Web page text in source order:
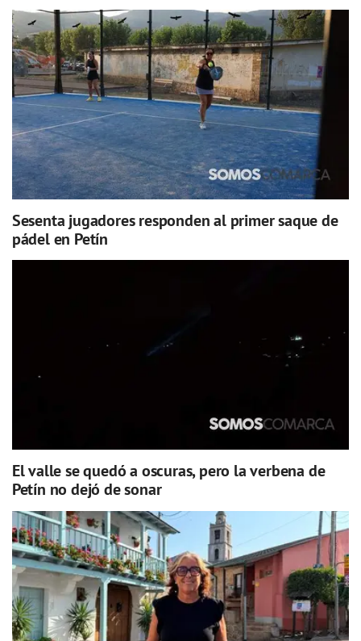
Sesenta jugadores responden al primer saque de
pádel en Petín
El valle se quedó a oscuras, pero la verbena de
Petín no dejó de sonar